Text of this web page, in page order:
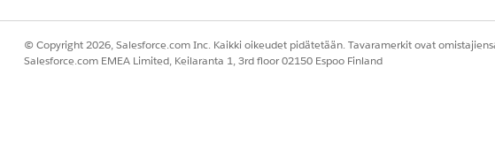
© Copyright 2026, Salesforce.com Inc. Kaikki oikeudet pidätetään. Tavaramerkit ovat
Salesforce.com EMEA Limited, Keilaranta 1, 3rd floor 02150 Espoo Finland